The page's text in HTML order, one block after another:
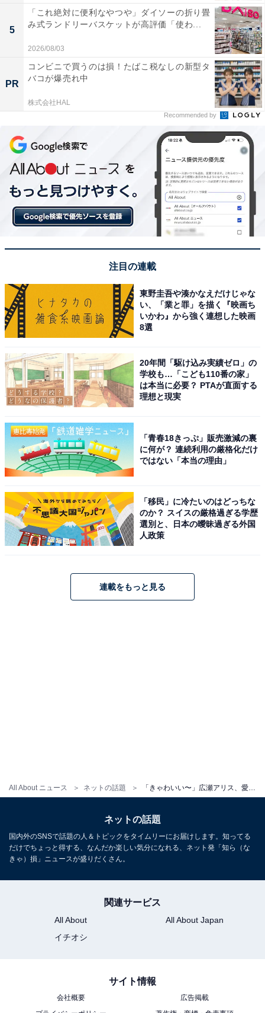
All About ニュース ネットの話題
5
「これ絶対に便利なやつや」ダイソーの折り畳
み式ランドリーバスケットが高評価「使わ...
2026/08/03
PR
コンビニで買うのは損！たばこ税なしの新型タ
バコが爆売れ中
株式会社HAL
Recommended by
注目の連載
東野圭吾や湊かなえだけじゃな
い、「業と罪」を描く『映画ち
いかわ』から強く連想した映画
8選
20年間「駆け込み実績ゼロ」の
学校も…「こども110番の家」
は本当に必要？ PTAが直面する
理想と現実
「青春18きっぷ」販売激減の裏
に何が？ 連続利用の厳格化だけ
ではない「本当の理由」
「移民」に冷たいのはどっちな
のか？ スイスの厳格過ぎる学歴
選別と、日本の曖昧過ぎる外国
人政策
連載をもっと見る
ネットの話題
国内外のSNSで話題の人＆トピックをタイムリーにお届けします。知ってる
だけでちょっと得する、なんだか楽しい気分になれる、ネット発「知ら（な
きゃ）損」ニュースが盛りだくさん。
関連サービス
All About
All About Japan
イチオシ
サイト情報
会社概要
広告掲載